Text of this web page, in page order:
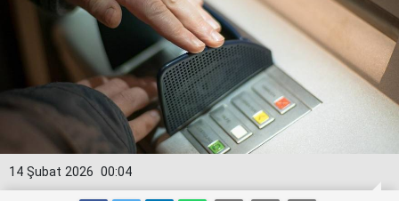
00:04
14 Şubat 2026